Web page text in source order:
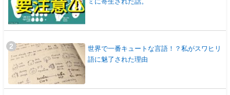
世界で一番キュートな言語！？私がスワヒリ
語に魅了された理由